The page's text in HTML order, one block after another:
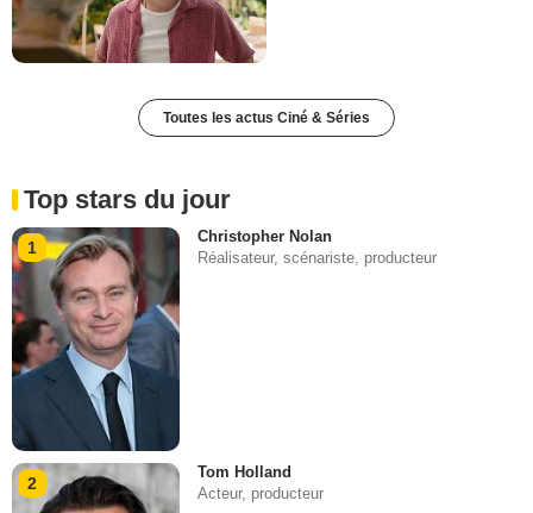
Toutes les actus Ciné & Séries
Top stars du jour
1
Christopher Nolan
Réalisateur, scénariste, producteur
2
Tom Holland
Acteur, producteur